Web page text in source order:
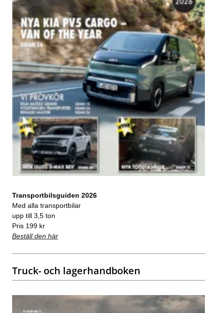
Transportbilsguiden 2026
Med alla transportbilar
upp till 3,5 ton
Pris 199 kr
Beställ den här
Truck- och lagerhandboken